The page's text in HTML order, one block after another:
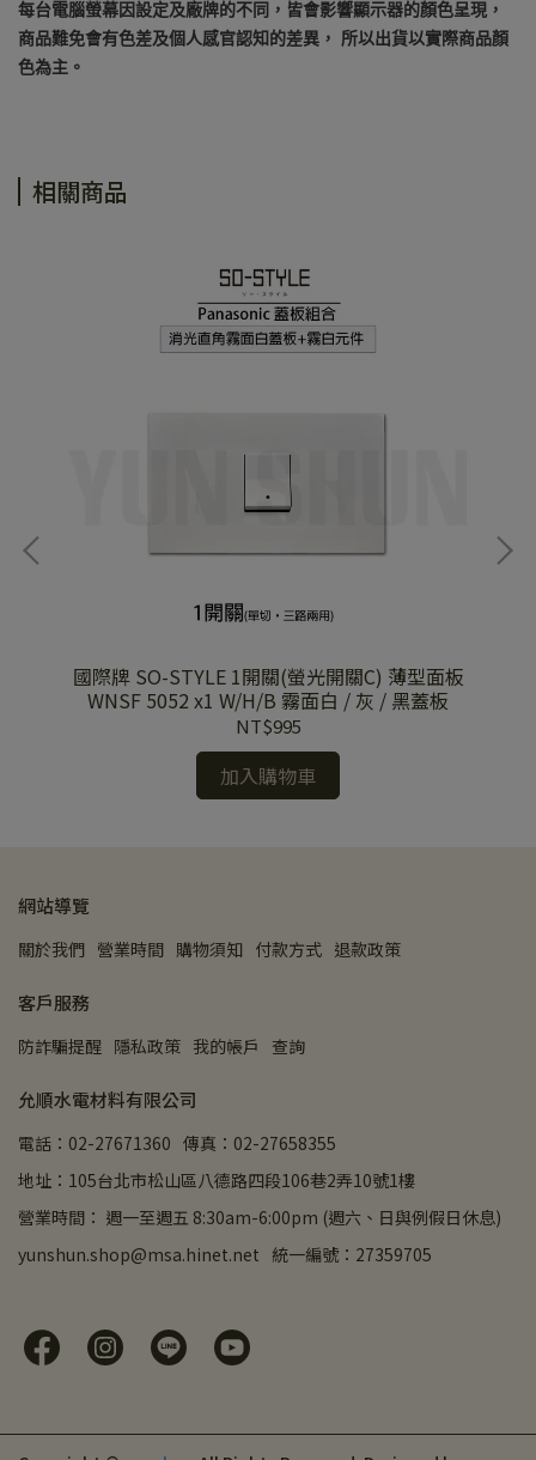
每台電腦螢幕因設定及廠牌的不同，皆會影響顯示器的顏色呈現，
商品難免會有色差及個人感官認知的差異， 所以出貨以實際商品顏
色為主。
相關商品
國際牌 SO-STYLE 1開關(螢光開關C) 薄型面板
WNSF 5052 x1 W/H/B 霧面白 / 灰 / 黑蓋板
NT$995
加入購物車
網站導覽
關於我們 營業時間 購物須知 付款方式 退款政策
客戶服務
防詐騙提醒 隱私政策 我的帳戶 查詢
允順水電材料有限公司
電話：02-27671360 傳真：02-27658355
地址：105台北市松山區八德路四段106巷2弄10號1樓
營業時間： 週一至週五 8:30am-6:00pm (週六、日與例假日休息)
yunshun.shop@msa.hinet.net 統一編號：27359705